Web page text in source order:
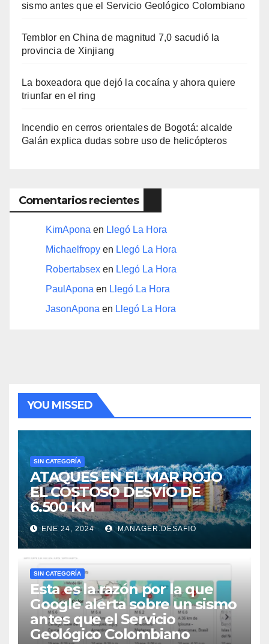
sismo antes que el Servicio Geológico Colombiano
Temblor en China de magnitud 7,0 sacudió la
provincia de Xinjiang
La boxeadora que dejó la cocaína y ahora quiere
triunfar en el ring​
Incendio en cerros orientales de Bogotá: alcalde
Galán explica dudas sobre uso de helicópteros
Comentarios recientes
KimApona en Llegó La Hora
Michaelfropy en Llegó La Hora
Robertabsex en Llegó La Hora
PaulApona en Llegó La Hora
JasonApona en Llegó La Hora
YOU MISSED
SIN CATEGORÍA
ATAQUES EN EL MAR ROJO
EL COSTOSO DESVÍO DE
6.500 KM
ENE 24, 2024 MANAGER.DESAFIO
SIN CATEGORÍA
Esta es la razón por la que
Google alerta sobre un sismo
antes que el Servicio
Geológico Colombiano